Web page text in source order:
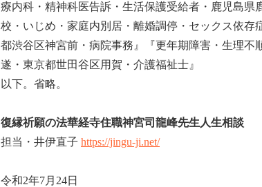
療内科・精神科医告訴・生活保護受給者・鹿児島県
校・いじめ・家庭内別居・離婚調停・セックス依存
都渋谷区神宮前・病院事務』『更年期障害・生理不
遂・東京都世田谷区用賀・介護福祉士』
以下。省略。
復縁祈願の法華経寺住職神宮司龍峰先生人生相談
担当・井伊直子 https://jingu-ji.net/
令和2年7月24日